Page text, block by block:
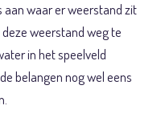
waar er weerstand zit
weerstand weg te
in het speelveld
belangen nog wel eens